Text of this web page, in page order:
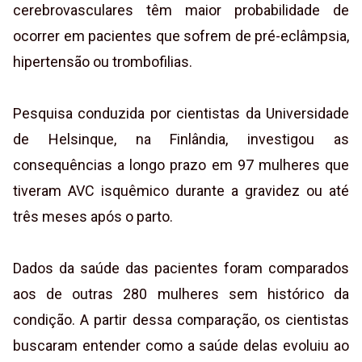
cerebrovasculares têm maior probabilidade de
ocorrer em pacientes que sofrem de pré-eclâmpsia,
hipertensão ou trombofilias.
Pesquisa conduzida por cientistas da Universidade
de Helsinque, na Finlândia, investigou as
consequências a longo prazo em 97 mulheres que
tiveram AVC isquêmico durante a gravidez ou até
três meses após o parto.
Dados da saúde das pacientes foram comparados
aos de outras 280 mulheres sem histórico da
condição. A partir dessa comparação, os cientistas
buscaram entender como a saúde delas evoluiu ao